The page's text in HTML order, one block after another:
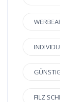
FILZ